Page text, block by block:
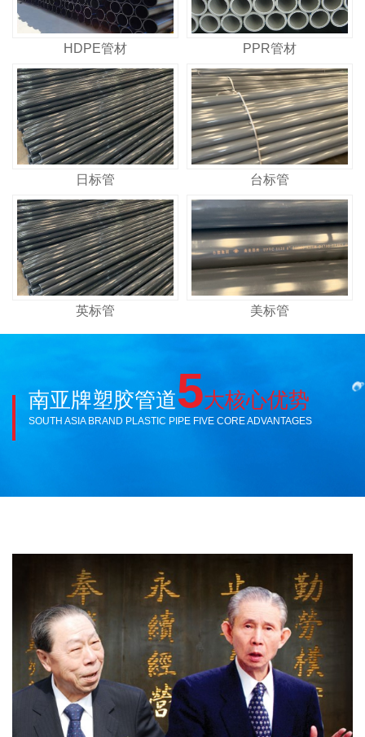
HDPE管材 PPR管材
日标管 台标管
英标管 美标管
南亚牌塑胶管道5大核心优势
SOUTH ASIA BRAND PLASTIC PIPE FIVE CORE ADVANTAGES